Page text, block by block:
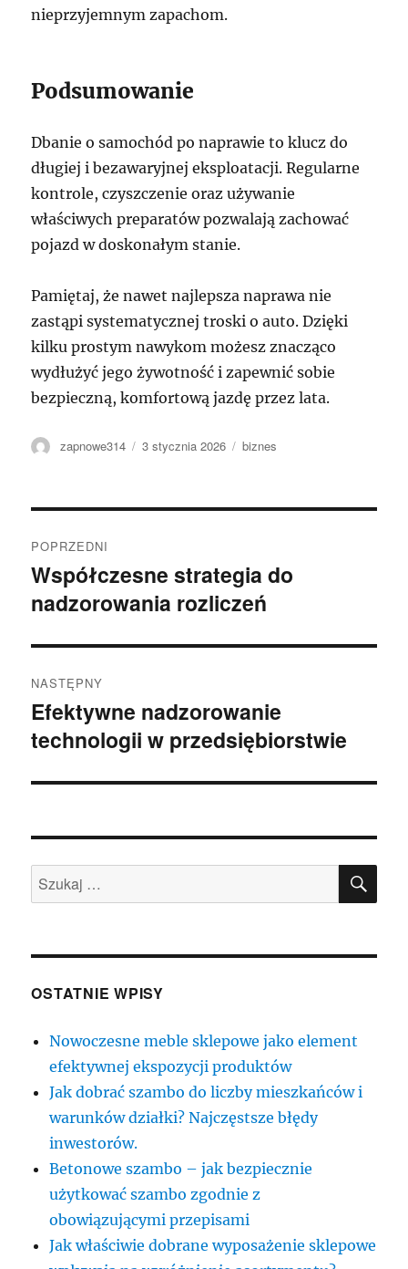
nieprzyjemnym zapachom.
Podsumowanie
Dbanie o samochód po naprawie to klucz do
długiej i bezawaryjnej eksploatacji. Regularne
kontrole, czyszczenie oraz używanie
właściwych preparatów pozwalają zachować
pojazd w doskonałym stanie.
Pamiętaj, że nawet najlepsza naprawa nie
zastąpi systematycznej troski o auto. Dzięki
kilku prostym nawykom możesz znacząco
wydłużyć jego żywotność i zapewnić sobie
bezpieczną, komfortową jazdę przez lata.
Autor
zapnowe314
Data
3 stycznia 2026 Kategorie
biznes
wpisu
POPRZEDNI
Poprzedni
wpis:
Współczesne strategia do
nadzorowania rozliczeń
NASTĘPNY
Następny
wpis:
Efektywne nadzorowanie
technologii w przedsiębiorstwie
Szukaj:
OSTATNIE WPISY
Nowoczesne meble sklepowe jako element
efektywnej ekspozycji produktów
Jak dobrać szambo do liczby mieszkańców i
warunków działki? Najczęstsze błędy
inwestorów.
Betonowe szambo – jak bezpiecznie
użytkować szambo zgodnie z
obowiązującymi przepisami
Jak właściwie dobrane wyposażenie sklepowe